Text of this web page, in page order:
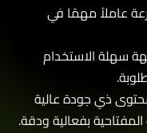
مهمًا في
الاستخدام
ذي جودة عالية